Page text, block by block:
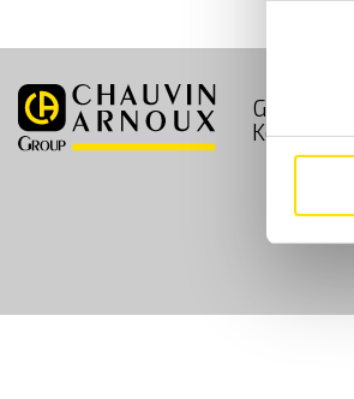
GDPR
Kontakt